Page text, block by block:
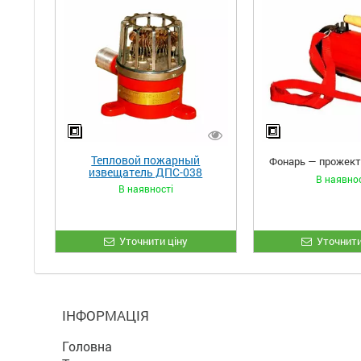
Тепловой пожарный
извещатель ДПС-038
В наявності
Уточнити ціну
Фонарь —
В
ІНФОРМАЦІЯ
Головна